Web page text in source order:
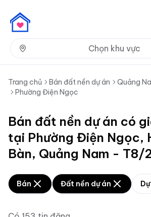
Chọn khu vực
Trang chủ Bán đất nền dự án Quảng
Phường Điện Ngọc
Bán đất nền dự án có
tại Phường Điện Ngọc,
Bàn, Quảng Nam - T8/
Bán Đất nền dự án